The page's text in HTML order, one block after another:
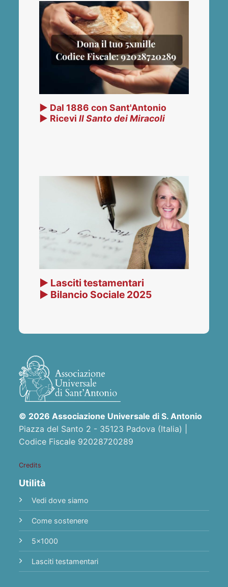
▶ Dal 1886 con Sant'Antonio
▶ RiceviIl Santo dei Miracoli
▶ Lasciti testamentari
▶ Bilancio Sociale 2025
© 2026 Associazione Universale di S. Antonio
Piazza del Santo 2 - 35123 Padova (Italia) |
Codice Fiscale 92028720289
Credits
Utilità
Vedi dove siamo
Come sostenere
5x1000
Lasciti testamentari